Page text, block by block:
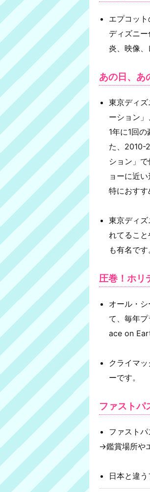
エプコッ
ディズニ
炎、映像、
あの日、あ
東京ディ
ーション
1年に1回
た、2010-
ション」
ョーに近
特におすす
東京ディ
れてるこ
も有名です
圧巻！ホリ
オール・
て、毎年
ace on
クライマ
ーです。
ファストパ
ファストパ
→鑑賞場所や
日本と違